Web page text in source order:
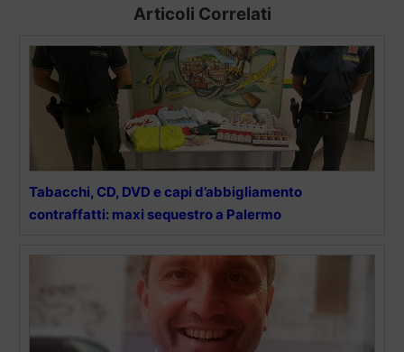
Articoli Correlati
Tabacchi, CD, DVD e capi d’abbigliamento
contraffatti: maxi sequestro a Palermo